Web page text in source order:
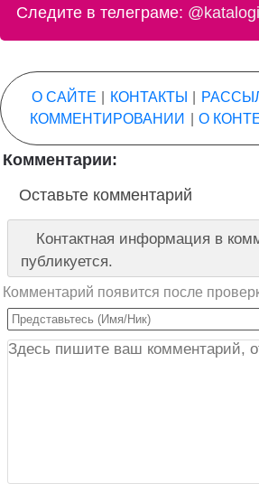
Следите в телеграме:
О САЙТЕ КОНТАКТЫ
КОММЕНТИРОВАНИИ
О
Комментарии:
Оставьте комментарий
Контактная информация в
публикуется.
Комментарий появится после